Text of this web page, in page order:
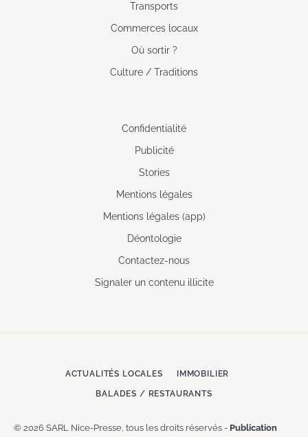
Transports
Commerces locaux
Où sortir ?
Culture / Traditions
Confidentialité
Publicité
Stories
Mentions légales
Mentions légales (app)
Déontologie
Contactez-nous
Signaler un contenu illicite
ACTUALITÉS LOCALES IMMOBILIER
BALADES / RESTAURANTS
© 2026 SARL Nice-Presse, tous les droits réservés - Publication